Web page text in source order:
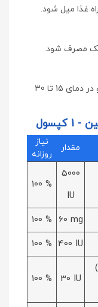
غذا میل شود.
مصرف شود.
در جای خشک و دور از دسترس اطفال و در دمای 15 تا 30
مقدار
نیاز
روزانه
5000
IU
100 %
60 mg
100 %
400 IU
100 %
30 IU
100 %